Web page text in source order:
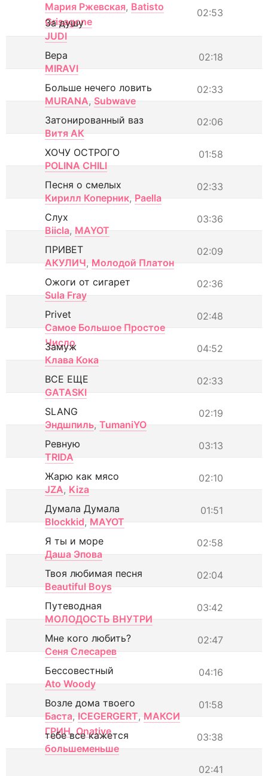
Мария Ржевская, Batisto
Grisagone
02:53
За душу
JUDI
02:18
Вера
MIRAVI
02:33
Больше нечего ловить
MURANA, Subwave
02:06
Затонированный ваз
Витя АК
01:58
ХОЧУ ОСТРОГО
POLINA CHILI
02:33
Песня о смелых
Кирилл Коперник, Paella
03:36
Слух
Biicla, MAYOT
02:09
ПРИВЕТ
АКУЛИЧ, Молодой Платон
02:36
Ожоги от сигарет
Sula Fray
02:48
Privet
Самое Большое Простое
Число
04:52
Замуж
Клава Кока
02:33
ВСЕ ЕЩЕ
GATASKI
02:19
SLANG
Эндшпиль, TumaniYO
03:13
Ревную
TRIDA
02:10
Жарю как мясо
JZA, Kiza
01:51
Думала Думала
Blockkid, MAYOT
02:58
Я ты и море
Даша Эпова
02:04
Твоя любимая песня
Beautiful Boys
03:42
Путеводная
МОЛОДОСТЬ ВНУТРИ
02:47
Мне кого любить?
Сеня Слесарев
04:16
Бессовестный
Ato Woody
01:58
Возле дома твоего
Баста, ICEGERGERT, МАКСИ
ГРИН, Onative 03:38
тебе все кажется
большеменьше
02:41